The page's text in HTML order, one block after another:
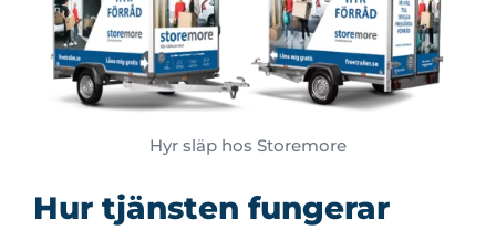
Hyr släp hos Storemore
Hur tjänsten fungerar